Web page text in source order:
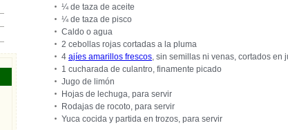
¼ de taza de aceite
¼ de taza de pisco
Caldo o agua
2 cebollas rojas cortadas a la pluma
4 ajíes amarillos frescos, sin semillas ni venas, cortados en
1 cucharada de culantro, finamente picado
Jugo de limón
Hojas de lechuga, para servir
Rodajas de rocoto, para servir
Yuca cocida y partida en trozos, para servir